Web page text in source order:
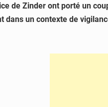
de Zinder ont porté un
un contexte de